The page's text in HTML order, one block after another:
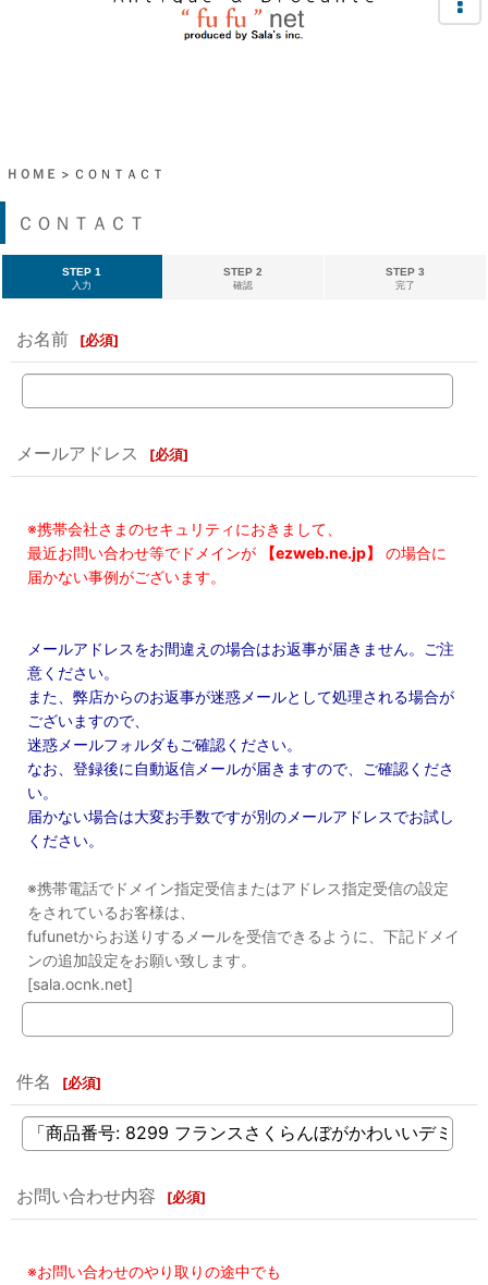
ＨＯＭＥ > ＣＯＮＴＡＣＴ
ＣＯＮＴＡＣＴ
STEP 1
入力
STEP 2
確認
STEP 3
完了
お名前 [必須]
メールアドレス [必須]
※携帯会社さまのセキュリティにおきまして、
最近お問い合わせ等でドメインが
【ezweb.ne.jp】
の場合に
届かない事例がございます。
メールアドレスをお間違えの場合はお返事が届きません。ご注
意ください。
また、弊店からのお返事が迷惑メールとして処理される場合が
ございますので、
迷惑メールフォルダもご確認ください。
なお、登録後に自動返信メールが届きますので、ご確認くださ
い。
届かない場合は大変お手数ですが別のメールアドレスでお試し
ください。
※携帯電話でドメイン指定受信またはアドレス指定受信の設定
をされているお客様は、
fufunetからお送りするメールを受信できるように、下記ドメイ
ンの追加設定をお願い致します。
[sala.ocnk.net]
件名 [必須]
お問い合わせ内容 [必須]
※お問い合わせのやり取りの途中でも